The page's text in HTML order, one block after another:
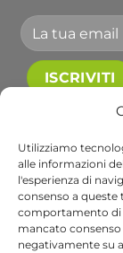
Utilizziamo
alle informazioni
l'esperienza di
consenso a queste
comportamento di
mancato
negativamente su
Accetto le
Alternative:
Visa